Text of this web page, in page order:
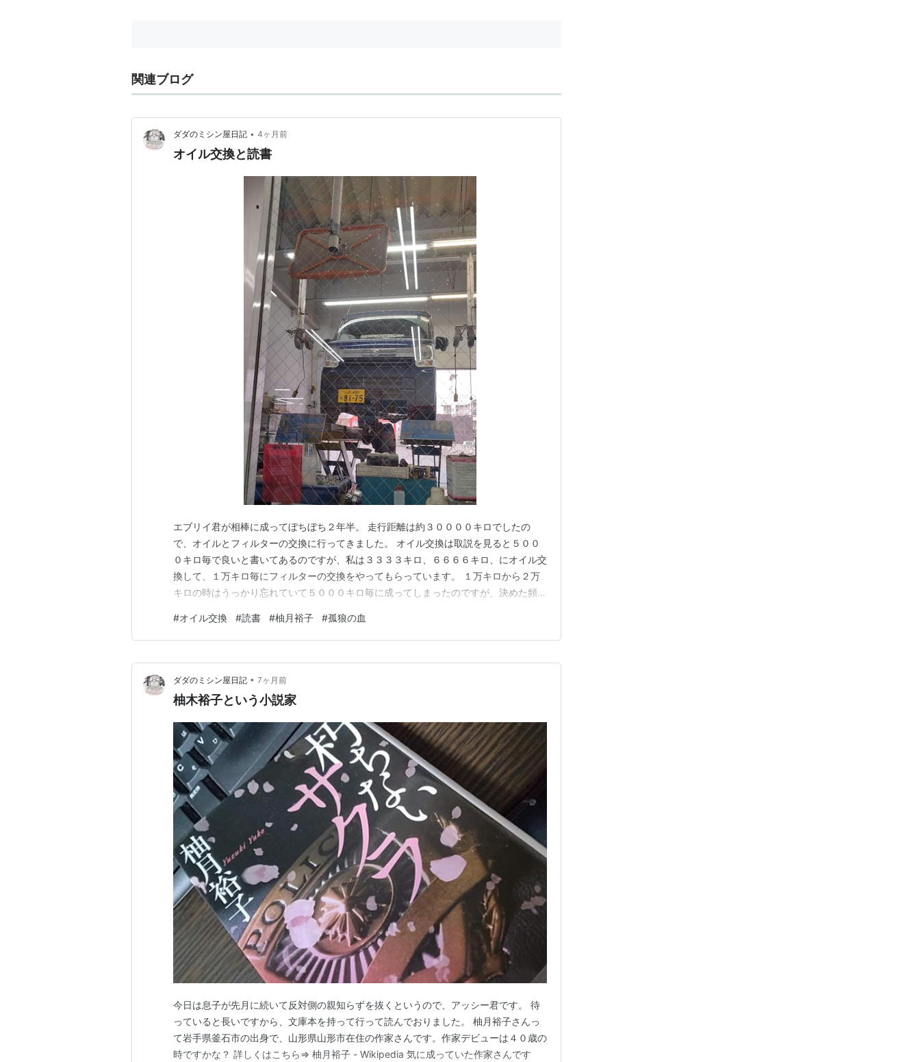
関連ブログ
ダダのミシン屋日記 • 4ヶ月前
オイル交換と読書
エブリイ君が相棒に成ってぼちぼち２年半。 走行距離は約３００００キロでしたの
で、オイルとフィルターの交換に行ってきました。 オイル交換は取説を見ると５００
０キロ毎で良いと書いてあるのですが、私は３３３３キロ、６６６６キロ、にオイル交
換して、１万キロ毎にフィルターの交換をやってもらっています。 １万キロから２万
キロの時はうっかり忘れていて５０００キロ毎に成ってしまったのですが、決めた頻度
ますしね。 修理とか車検は車屋さんに任せますが、オイル交換だけは安いのでオート
バックスでやってもらっています。 トランプの所為で原油が…
#オイル交換 #読書 #柚月裕子 #孤狼の血
ダダのミシン屋日記 • 7ヶ月前
柚木裕子という小説家
今日は息子が先月に続いて反対側の親知らずを抜くというので、アッシー君です。 待
っていると長いですから、文庫本を持って行って読んでおりました。 柚月裕子さんっ
て岩手県釜石市の出身で、山形県山形市在住の作家さんです。作家デビューは４０歳の
時ですかな？ 詳しくはこちら⇒ 柚月裕子 - Wikipedia 気に成っていた作家さんです